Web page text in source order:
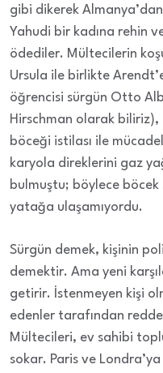
gibi dikerek Almanya’dan
Yahudi bir kadına rehin
ödediler. Mültecilerin
Ursula ile birlikte
öğrencisi sürgün Otto
Hirschman olarak
böceği istilası ile
karyola direklerini gaz
bulmuştu; böylece
yatağa ulaşamıyordu.
Sürgün demek, kişinin
demektir. Ama yeni
getirir. İstenmeyen kişi
edenler tarafından
Mültecileri, ev sahibi
sokar. Paris ve